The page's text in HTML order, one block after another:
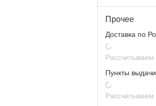
Прочее
Доставка по
Рассчитываем
Пункты
Рассчитываем